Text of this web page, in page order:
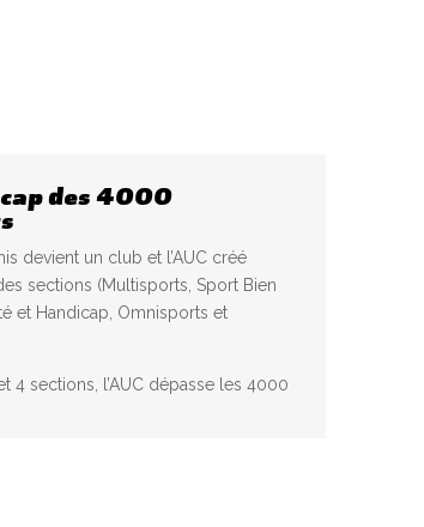
des 4000
devient un club et l’AUC créé
sections (Multisports, Sport Bien
et Handicap, Omnisports et
4 sections, l’AUC dépasse les 4000